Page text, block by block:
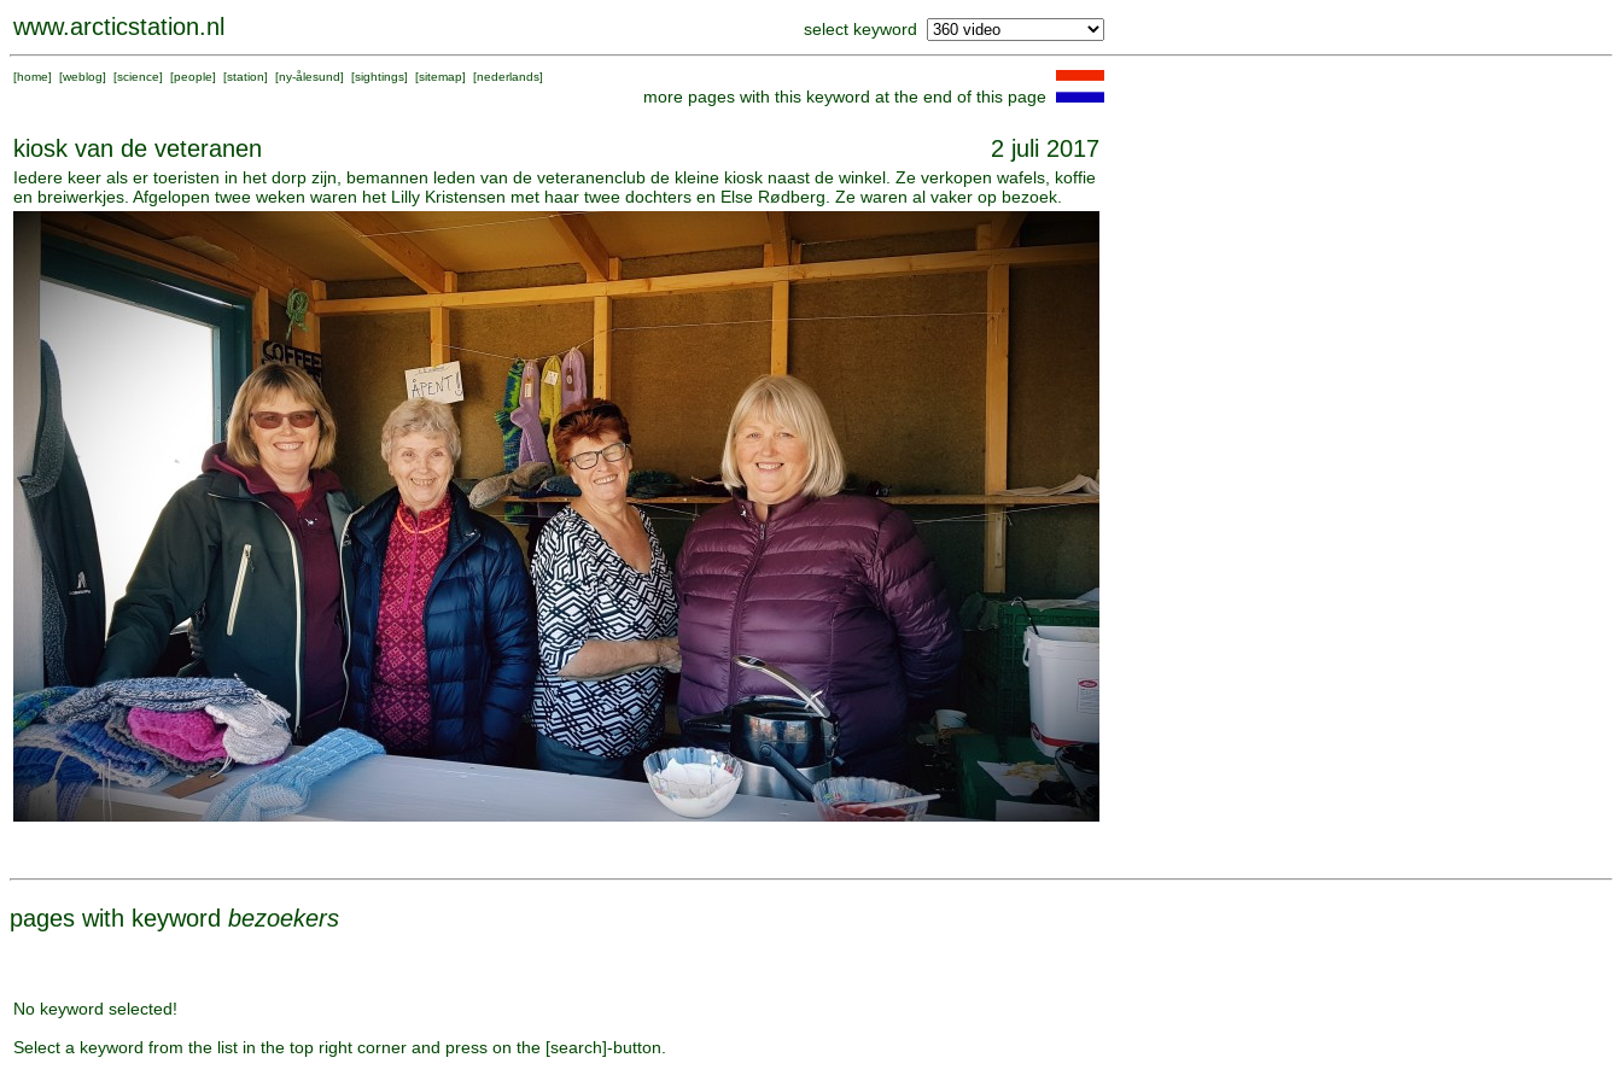
www.arcticstation.nl select keyword
[home] [weblog] [science] [people] [station] [ny-ålesund] [sightings] [sitemap] [nederlands]
more pages with this keyword at the end of this page
kiosk van de veteranen 2 juli 2017
Iedere keer als er toeristen in het dorp zijn, bemannen leden van de veteranenclub de kleine kiosk naast de winkel. Ze verkopen wafels, koffie
en breiwerkjes. Afgelopen twee weken waren het Lilly Kristensen met haar twee dochters en Else Rødberg. Ze waren al vaker op bezoek.
pages with keyword bezoekers
No keyword selected!
Select a keyword from the list in the top right corner and press on the [search]-button.